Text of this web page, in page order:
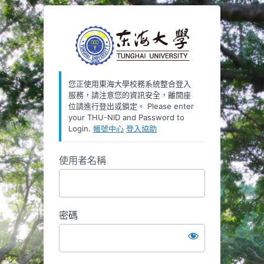
https://
您正使用東海大學校務系統整合登入
服務，請注意您的資訊安全，離開座
位請進行登出或鎖定。 Please enter
your THU-NID and Password to
Login. 帳號中心 登入協助
使用者名稱
密碼